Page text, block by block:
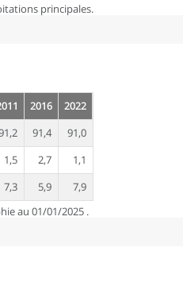
principales.
2016
2022
91,4
91,0
1,5 2,7
1,1
7,3 5,9
7,9
au 01/01/2025 .